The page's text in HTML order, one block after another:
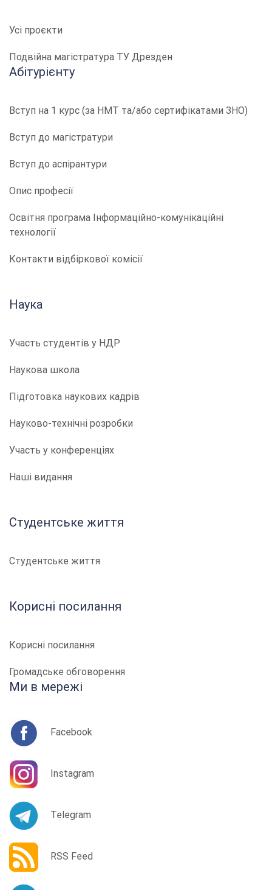
Усі проєкти
Подвійна магістратура ТУ Дрезден
Абітурієнту
Вступ на 1 курс (за НМТ та/або сертифікатами ЗНО)
Вступ до магістратури
Вступ до аспірантури
Опис професії
​​Освітня програма Інформаційно-комунікаційні
технології
Контакти відбіркової комісії
Наука
Участь студентів у НДР
Наукова школа
Підготовка наукових кадрів
Науково-технічні розробки
Участь у конференціях
Наші видання
Студентське життя
Студентське життя
Корисні посилання
Корисні посилання
Громадське обговорення
Ми в мережі
Facebook
Instagram
Telegram
RSS Feed